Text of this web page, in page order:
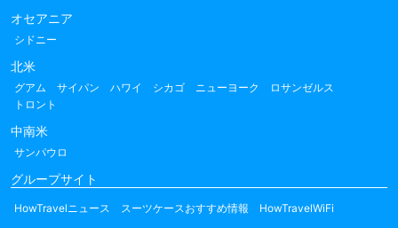
オセアニア
シドニー
北米
グアム サイパン ハワイ シカゴ ニューヨーク
ロサンゼルス
トロント
中南米
サンパウロ
グループサイト
HowTravelニュース スーツケースおすすめ情報 HowTravelWiFi